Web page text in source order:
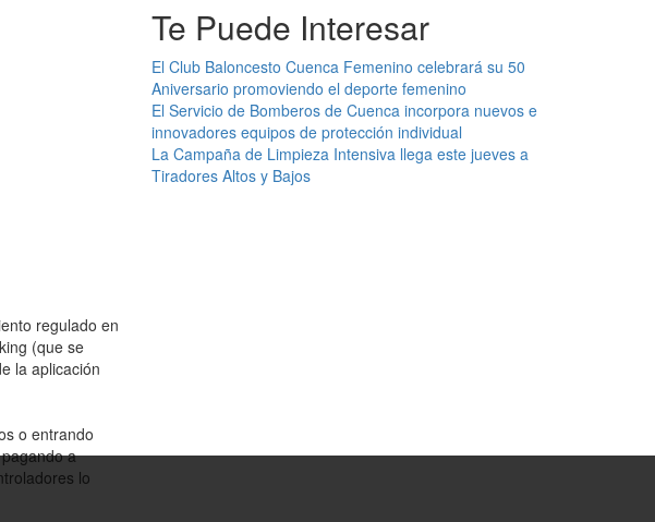
regulado en
(que se
la aplicación
o entrando
a
lo
Te Puede Interesar
El Club Baloncesto Cuenca Femenino celebrará su 50
Aniversario promoviendo el deporte femenino
El Servicio de Bomberos de Cuenca incorpora nuevos e
innovadores equipos de protección individual
La Campaña de Limpieza Intensiva llega este jueves a
Tiradores Altos y Bajos